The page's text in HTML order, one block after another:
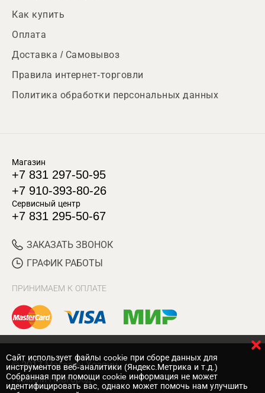
Как купить
Оплата
Доставка / Самовывоз
Правила интернет-торговли
Политика обработки персональных данных
Магазин
+7 831 297-50-95
+7 910-393-80-26
Сервисный центр
+7 831 295-50-67
ЗАКАЗАТЬ ЗВОНОК
ГРАФИК РАБОТЫ
ПРИНИМАЕМ К ОПЛАТЕ
© 2017 Магазин Хозяин
Нижний Новгород
Cайт использует файлы cookie при сборе данных для
инструментов веб-аналитики (Яндекс.Метрика и т.д.)
Собранная при помощи cookie информация не может
идентифицировать вас, однако может помочь нам улучшить